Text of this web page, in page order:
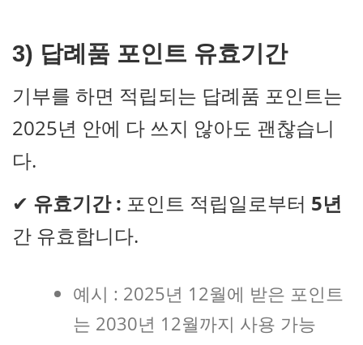
3) 답례품 포인트 유효기간
기부를 하면 적립되는 답례품 포인트는
2025년 안에 다 쓰지 않아도 괜찮습니
다.
✔ 유효기간 : 포인트 적립일로부터 5년
간 유효합니다.
예시 : 2025년 12월에 받은 포인트
는 2030년 12월까지 사용 가능